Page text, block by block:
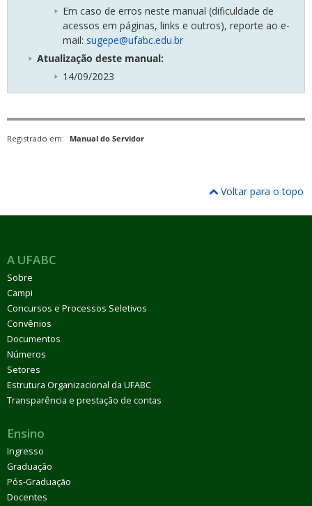
Em caso de erros neste manual (dificuldade de
acessos em páginas, links e outros), reporte ao e-
mail: sugepe@ufabc.edu.br
Atualização deste manual:
14/09/2023
Registrado em: Manual do Servidor
Voltar para o topo
A UFABC
Sobre
Campi
Concursos e Processos Seletivos
Convênios
Documentos
Números
Setores
Estrutura Organizacional da UFABC
Transparência e prestação de contas
Ensino
Ingresso
Graduação
Pós-Graduação
Docentes